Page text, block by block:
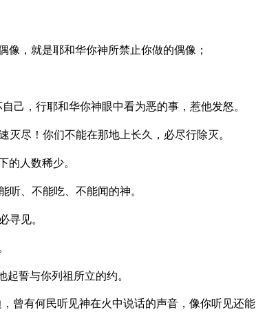
，就是耶和华你神所禁止你做的偶像；
己，行耶和华你神眼中看为恶的事，惹他发怒。
尽！你们不能在那地上长久，必尽行除灭。
人数稀少。
、不能吃、不能闻的神。
见。
誓与你列祖所立的约。
曾有何民听见神在火中说话的声音，像你听见还能